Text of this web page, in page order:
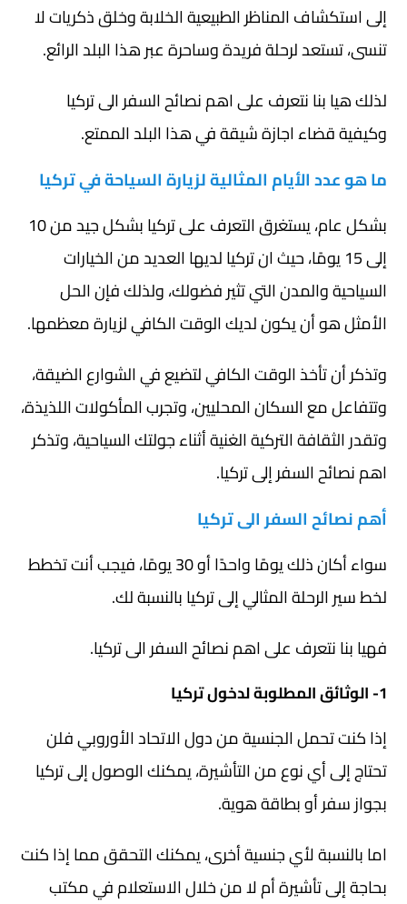
إلى استكشاف المناظر الطبيعية الخلابة وخلق ذكريات لا
تنسى، تستعد لرحلة فريدة وساحرة عبر هذا البلد الرائع.
لذلك هيا بنا نتعرف على اهم نصائح السفر الى تركيا
وكيفية قضاء اجازة شيقة في هذا البلد الممتع.
ما هو عدد الأيام المثالية لزيارة السياحة في تركيا
بشكل عام، يستغرق التعرف على تركيا بشكل جيد من 10
إلى 15 يومًا، حيث ان تركيا لديها العديد من الخيارات
السياحية والمدن التي تثير فضولك، ولذلك فإن الحل
الأمثل هو أن يكون لديك الوقت الكافي لزيارة معظمها.
وتذكر أن تأخذ الوقت الكافي لتضيع في الشوارع الضيقة،
وتتفاعل مع السكان المحليين، وتجرب المأكولات اللذيذة،
وتقدر الثقافة التركية الغنية أثناء جولتك السياحية، وتذكر
اهم نصائح السفر إلى تركيا.
أهم نصائح السفر الى تركيا
سواء أكان ذلك يومًا واحدًا أو 30 يومًا، فيجب أنت تخطط
لخط سير الرحلة المثالي إلى تركيا بالنسبة لك.
فهيا بنا نتعرف على اهم نصائح السفر الى تركيا.
1- الوثائق المطلوبة لدخول تركيا
إذا كنت تحمل الجنسية من دول الاتحاد الأوروبي فلن
تحتاج إلى أي نوع من التأشيرة، يمكنك الوصول إلى تركيا
بجواز سفر أو بطاقة هوية.
اما بالنسبة لأي جنسية أخرى، يمكنك التحقق مما إذا كنت
بحاجة إلى تأشيرة أم لا من خلال الاستعلام في مكتب